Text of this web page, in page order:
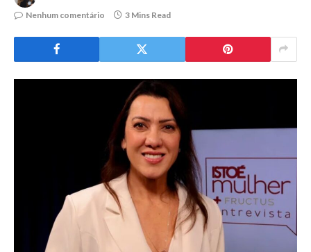
Nenhum comentário
3 Mins Read